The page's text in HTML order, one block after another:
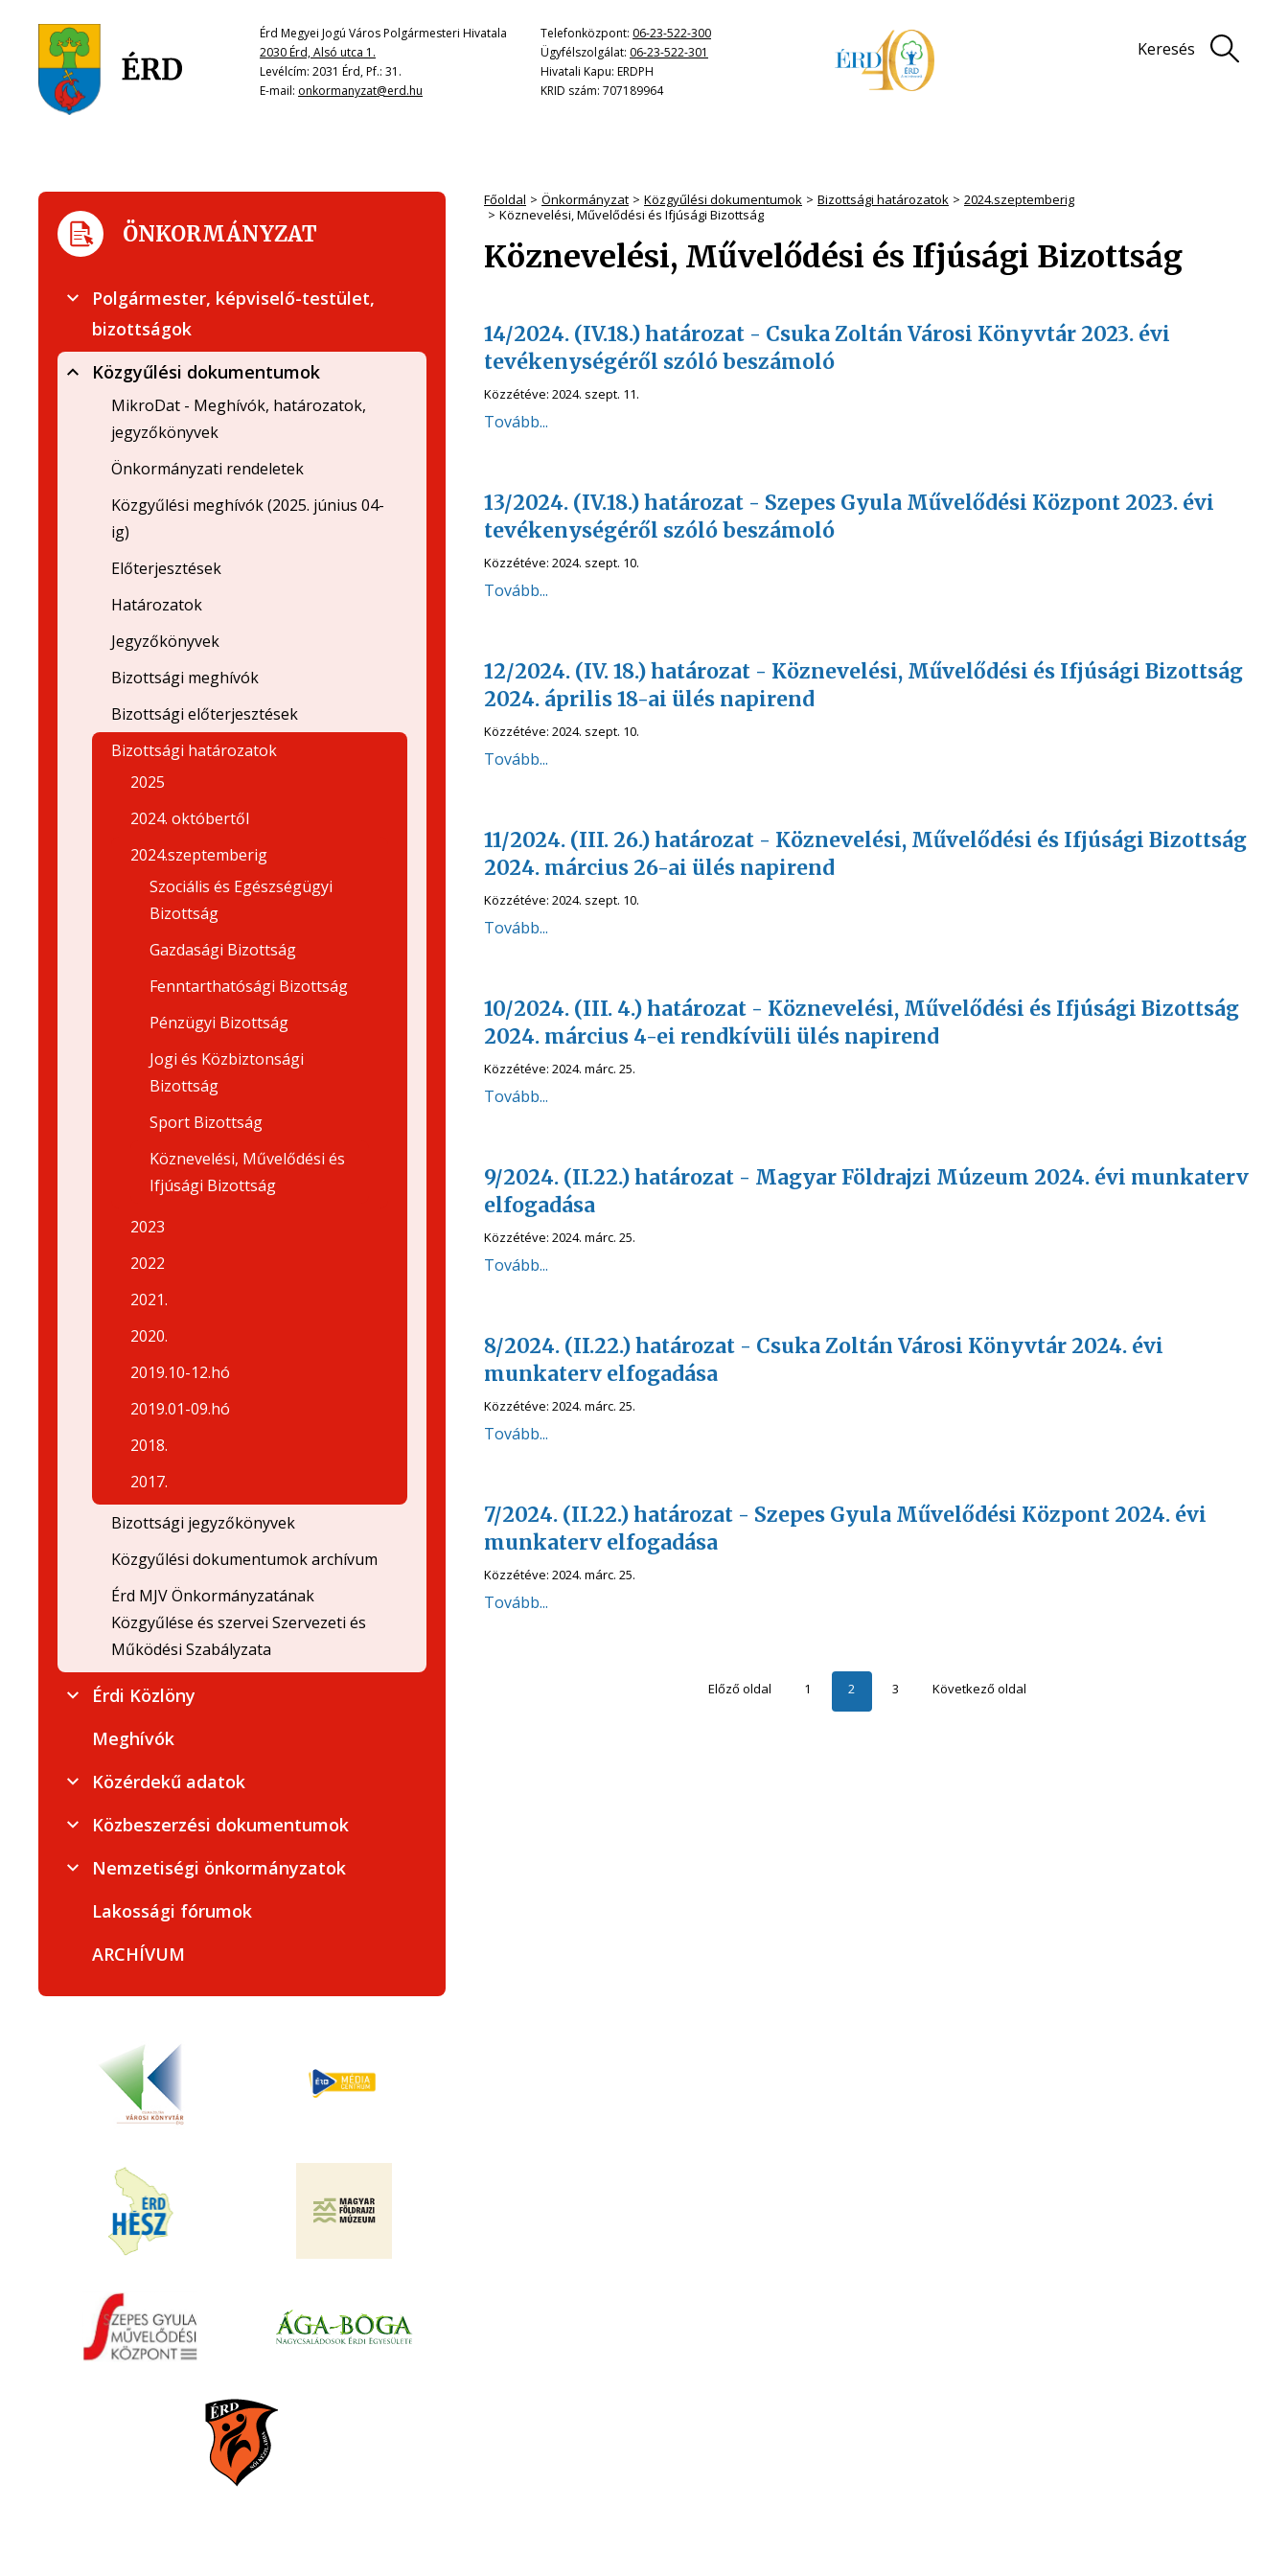
Érd Megyei Jogú Város Polgármesteri Hivatala
2030 Érd, Alsó utca 1.
Levélcím: 2031 Érd, Pf.: 31.
E-mail: onkormanyzat@erd.hu
Telefonközpont: 06-23-522-300
Ügyfélszolgálat: 06-23-522-301
Hivatali Kapu: ERDPH
KRID szám: 707189964
Keresés
Főoldal Önkormányzat Közgyűlési dokumentumok Bizottsági határozatok
2024.szeptemberig
Köznevelési, Művelődési és Ifjúsági Bizottság
Köznevelési, Művelődési és Ifjúsági Bizottság
14/2024. (IV.18.) határozat - Csuka Zoltán Városi Könyvtár 2023. évi
tevékenységéről szóló beszámoló
Közzétéve: 2024. szept. 11.
Tovább...
13/2024. (IV.18.) határozat - Szepes Gyula Művelődési Központ 2023. évi
tevékenységéről szóló beszámoló
Közzétéve: 2024. szept. 10.
Tovább...
12/2024. (IV. 18.) határozat - Köznevelési, Művelődési és Ifjúsági Bizottság
2024. április 18-ai ülés napirend
Közzétéve: 2024. szept. 10.
Tovább...
11/2024. (III. 26.) határozat - Köznevelési, Művelődési és Ifjúsági Bizottság
2024. március 26-ai ülés napirend
Közzétéve: 2024. szept. 10.
Tovább...
10/2024. (III. 4.) határozat - Köznevelési, Művelődési és Ifjúsági Bizottság
2024. március 4-ei rendkívüli ülés napirend
Közzétéve: 2024. márc. 25.
Tovább...
9/2024. (II.22.) határozat - Magyar Földrajzi Múzeum 2024. évi munkaterv
elfogadása
Közzétéve: 2024. márc. 25.
Tovább...
8/2024. (II.22.) határozat - Csuka Zoltán Városi Könyvtár 2024. évi
munkaterv elfogadása
Közzétéve: 2024. márc. 25.
Tovább...
7/2024. (II.22.) határozat - Szepes Gyula Művelődési Központ 2024. évi
munkaterv elfogadása
Közzétéve: 2024. márc. 25.
Tovább...
Előző oldal 1 2 3 Következő oldal
ÖNKORMÁNYZAT
Polgármester, képviselő-testület,
bizottságok
Közgyűlési dokumentumok
MikroDat - Meghívók, határozatok,
jegyzőkönyvek
Önkormányzati rendeletek
Közgyűlési meghívók (2025. június 04-
ig)
Előterjesztések
Határozatok
Jegyzőkönyvek
Bizottsági meghívók
Bizottsági előterjesztések
Bizottsági határozatok
2025
2024. októbertől
2024.szeptemberig
Szociális és Egészségügyi
Bizottság
Gazdasági Bizottság
Fenntarthatósági Bizottság
Pénzügyi Bizottság
Jogi és Közbiztonsági
Bizottság
Sport Bizottság
Köznevelési, Művelődési és
Ifjúsági Bizottság
2023
2022
2021.
2020.
2019.10-12.hó
2019.01-09.hó
2018.
2017.
Bizottsági jegyzőkönyvek
Közgyűlési dokumentumok archívum
Érd MJV Önkormányzatának
Közgyűlése és szervei Szervezeti és
Működési Szabályzata
Érdi Közlöny
Meghívók
Közérdekű adatok
Közbeszerzési dokumentumok
Nemzetiségi önkormányzatok
Lakossági fórumok
ARCHÍVUM